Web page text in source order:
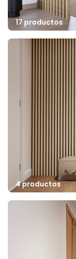
17 productos
4 productos